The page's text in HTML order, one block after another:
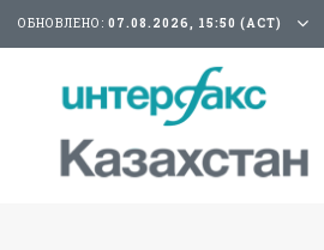
ОБНОВЛЕНО: 07.08.2026, 15:50 (АСТ)